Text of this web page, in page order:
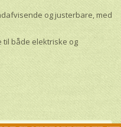
og justerbare, med
både elektriske og